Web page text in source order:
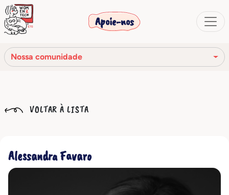
Apoie-nos
Nossa comunidade
Código de Ética
Nossa rede
VOLTAR À LISTA
Alessandra Favaro